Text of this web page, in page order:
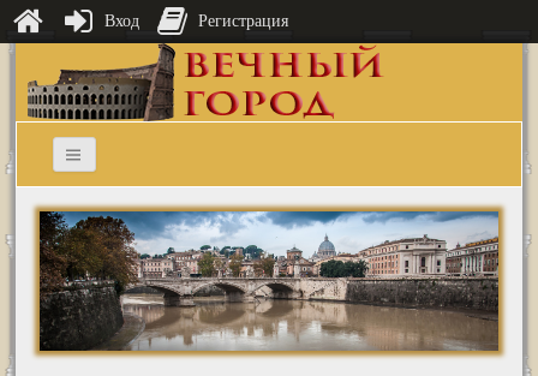
Вход Регистрация